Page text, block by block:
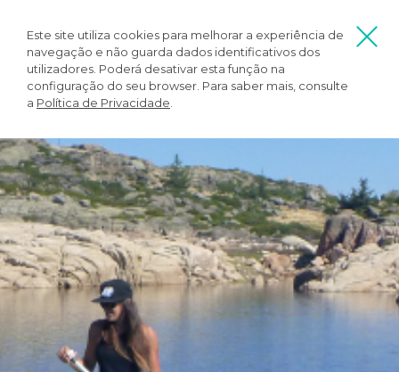
Este site utiliza cookies para melhorar a experiência de
navegação e não guarda dados identificativos dos
utilizadores. Poderá desativar esta função na
configuração do seu browser. Para saber mais, consulte
a Política de Privacidade